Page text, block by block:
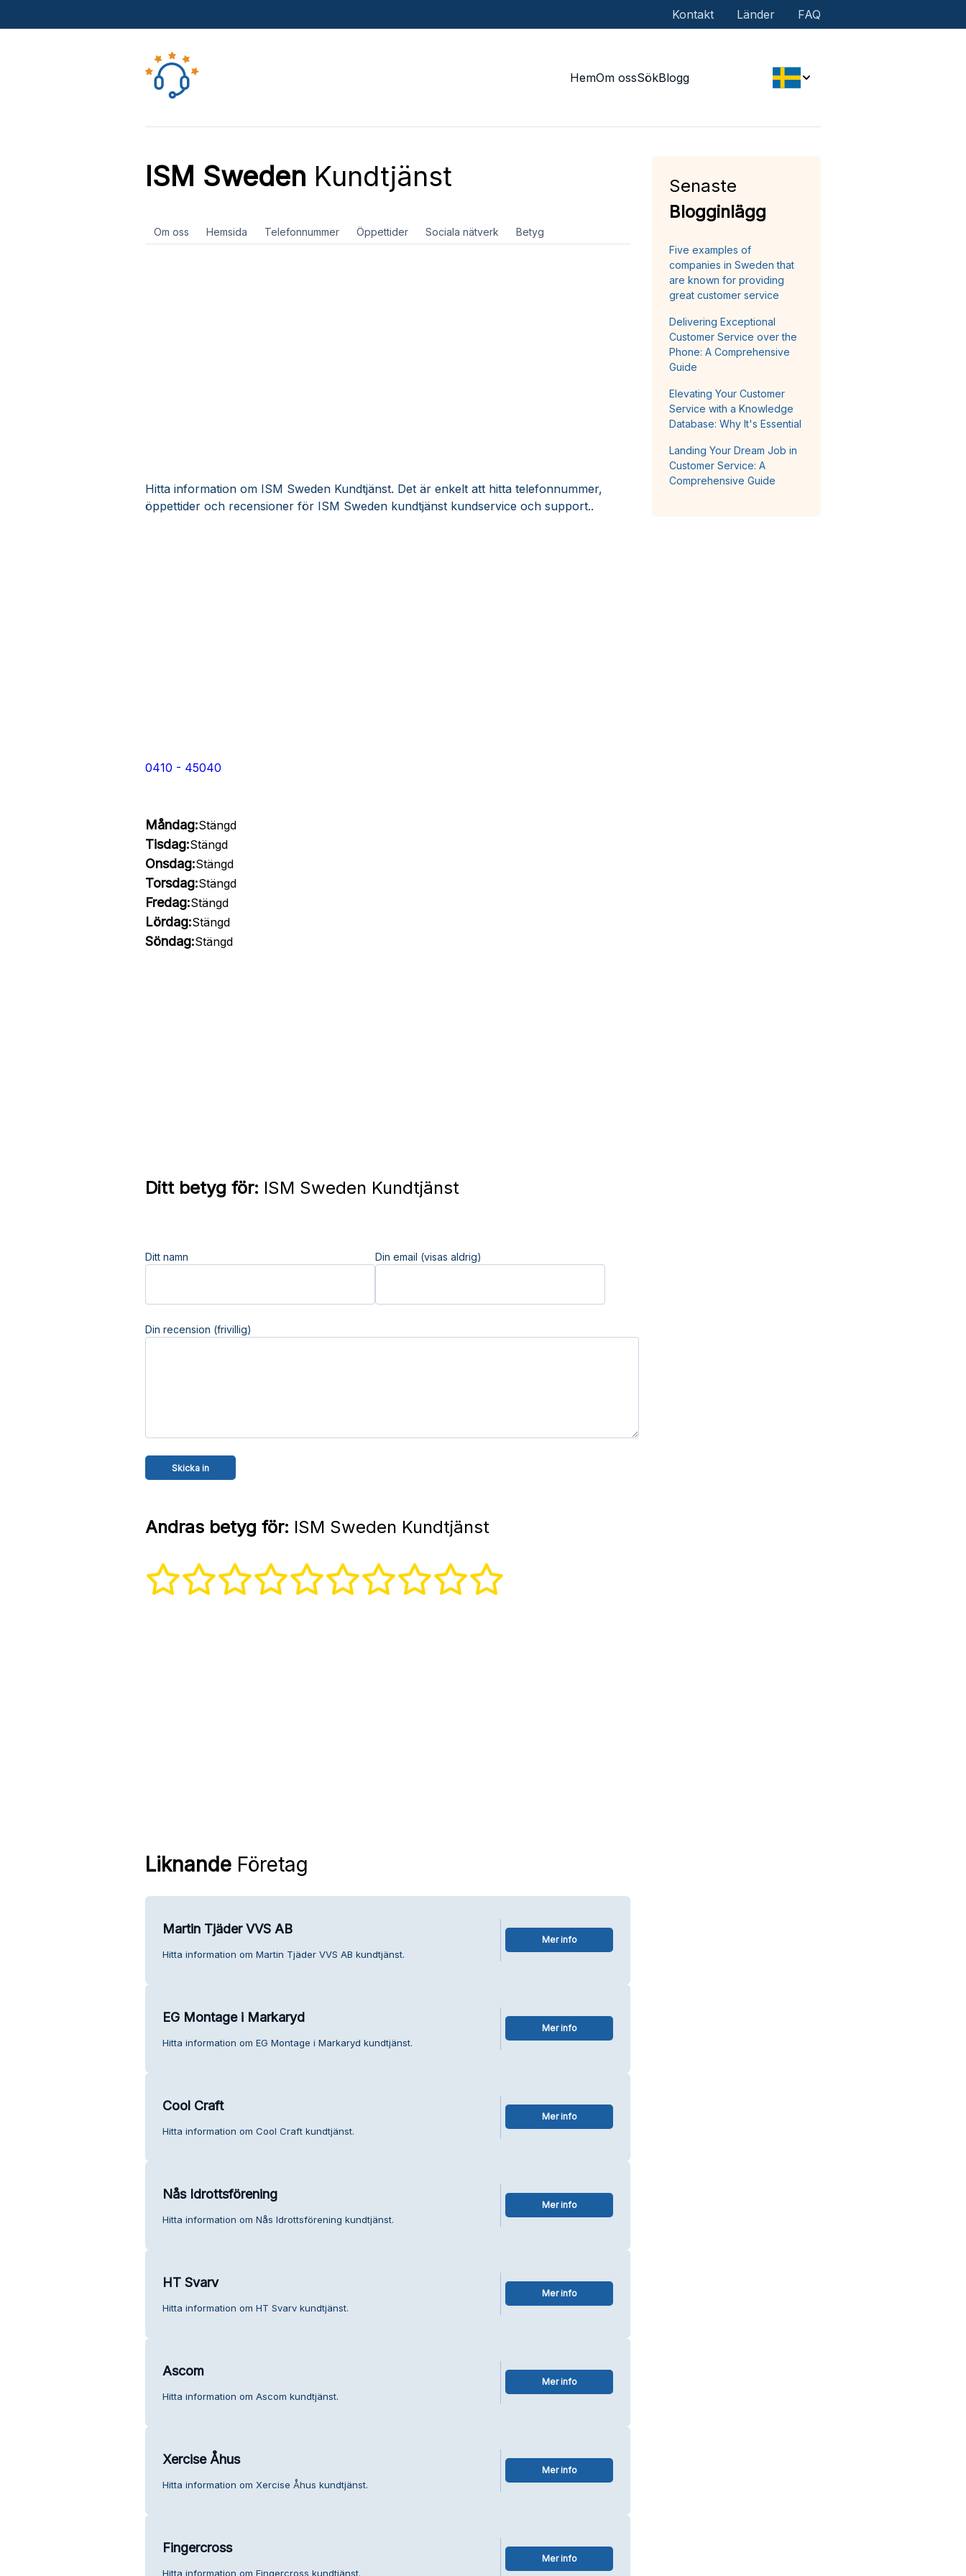
Kontakt Länder FAQ
HemOm ossSökBlogg
ISM Sweden Kundtjänst
Om oss Hemsida Telefonnummer Öppettider Sociala nätverk Betyg
Hitta information om ISM Sweden Kundtjänst. Det är enkelt att hitta telefonnummer,
öppettider och recensioner för ISM Sweden kundtjänst kundservice och support..
0410 - 45040
Måndag:Stängd
Tisdag:Stängd
Onsdag:Stängd
Torsdag:Stängd
Fredag:Stängd
Lördag:Stängd
Söndag:Stängd
Ditt betyg för: ISM Sweden Kundtjänst
Ditt namn Din email (visas aldrig)
Din recension (frivillig)
Andras betyg för: ISM Sweden Kundtjänst
LiknandeFöretag
Martin Tjäder VVS AB
Hitta information om Martin Tjäder VVS AB kundtjänst.
Mer info
EG Montage i Markaryd
Hitta information om EG Montage i Markaryd kundtjänst.
Mer info
Cool Craft
Hitta information om Cool Craft kundtjänst.
Mer info
Nås Idrottsförening
Hitta information om Nås Idrottsförening kundtjänst.
Mer info
HT Svarv
Hitta information om HT Svarv kundtjänst.
Mer info
Ascom
Hitta information om Ascom kundtjänst.
Mer info
Xercise Åhus
Hitta information om Xercise Åhus kundtjänst.
Mer info
Fingercross
Hitta information om Fingercross kundtjänst.
Mer info
Senaste
Blogginlägg
Five examples of
companies in Sweden that
are known for providing
great customer service
Delivering Exceptional
Customer Service over the
Phone: A Comprehensive
Guide
Elevating Your Customer
Service with a Knowledge
Database: Why It's Essential
Landing Your Dream Job in
Customer Service: A
Comprehensive Guide